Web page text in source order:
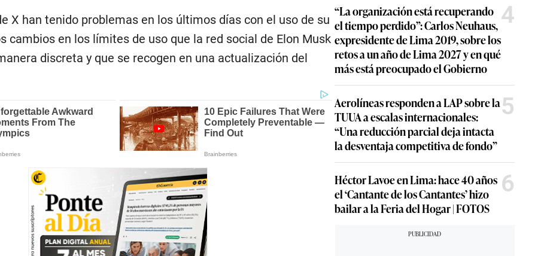
X han tenido problemas en los últimos días con el uso de su
cambios en los límites de uso que la red social de Elon Musk
discreta y que se recogen en una actualización del
“La organización está recuperando
el tiempo perdido”: Carlos Neuhaus,
expresidente de Lima 2019, sobre los
retos a un año de Lima 2027 y en qué
más está preocupado el Gobierno
4
Aerolíneas responden a LAP sobre la
TUUA a escalas internacionales:
“Una reducción parcial deja intacta
la desventaja competitiva de fondo”
5
Héctor Lavoe en Lima: hace 40 años
el ‘Cantante de los Cantantes’ hizo
bailar a la Feria del Hogar | FOTOS
6